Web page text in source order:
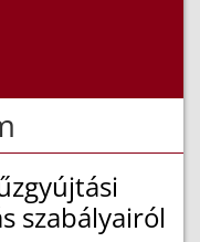
szabályairól